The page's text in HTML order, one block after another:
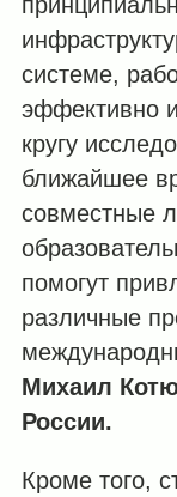
системе,
эффективно
кругу
ближайшее
совместные
помогут
различные
Михаил
России.
Кроме того,